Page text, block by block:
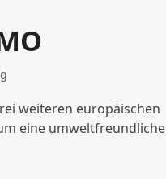
weiteren europäischen
eine umweltfreundliche